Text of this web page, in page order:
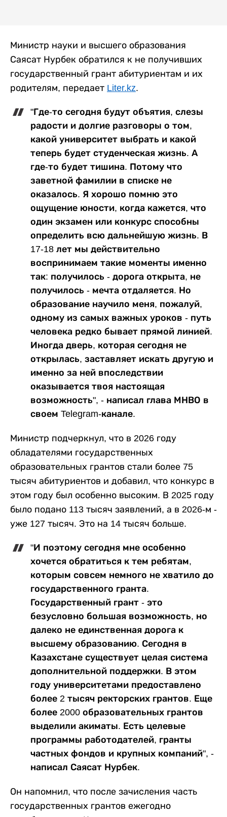
Министр науки и высшего образования
Саясат Нурбек обратился к не получивших
государственный грант абитуриентам и их
родителям, передает Liter.kz.
"Где-то сегодня будут объятия, слезы
радости и долгие разговоры о том,
какой университет выбрать и какой
теперь будет студенческая жизнь. А
где-то будет тишина. Потому что
заветной фамилии в списке не
оказалось. Я хорошо помню это
ощущение юности, когда кажется, что
один экзамен или конкурс способны
определить всю дальнейшую жизнь. В
17-18 лет мы действительно
воспринимаем такие моменты именно
так: получилось - дорога открыта, не
получилось - мечта отдаляется. Но
образование научило меня, пожалуй,
одному из самых важных уроков - путь
человека редко бывает прямой линией.
Иногда дверь, которая сегодня не
открылась, заставляет искать другую и
именно за ней впоследствии
оказывается твоя настоящая
возможность", - написал глава МНВО в
своем Telegram-канале.
Министр подчеркнул, что в 2026 году
обладателями государственных
образовательных грантов стали более 75
тысяч абитуриентов и добавил, что конкурс в
этом году был особенно высоким. В 2025 году
было подано 113 тысяч заявлений, а в 2026-м -
уже 127 тысяч. Это на 14 тысяч больше.
"И поэтому сегодня мне особенно
хочется обратиться к тем ребятам,
которым совсем немного не хватило до
государственного гранта.
Государственный грант - это
безусловно большая возможность, но
далеко не единственная дорога к
высшему образованию. Сегодня в
Казахстане существует целая система
дополнительной поддержки. В этом
году университетами предоставлено
более 2 тысяч ректорских грантов. Еще
более 2000 образовательных грантов
выделили акиматы. Есть целевые
программы работодателей, гранты
частных фондов и крупных компаний", -
написал Саясат Нурбек.
Он напомнил, что после зачисления часть
государственных грантов ежегодно